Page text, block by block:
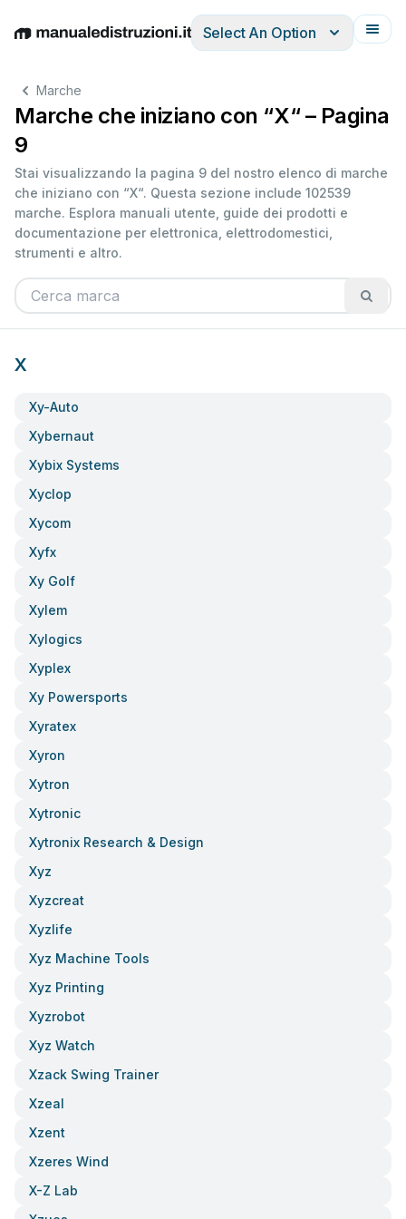
EnglishDeutschEspañolItalianoFrançais
Select An Option
Marche
Marche che iniziano con “X“ – Pagina
9
Stai visualizzando la pagina 9 del nostro elenco di marche
che iniziano con “X“. Questa sezione include 102539
marche. Esplora manuali utente, guide dei prodotti e
documentazione per elettronica, elettrodomestici,
strumenti e altro.
X
Xy-Auto
Xybernaut
Xybix Systems
Xyclop
Xycom
Xyfx
Xy Golf
Xylem
Xylogics
Xyplex
Xy Powersports
Xyratex
Xyron
Xytron
Xytronic
Xytronix Research & Design
Xyz
Xyzcreat
Xyzlife
Xyz Machine Tools
Xyz Printing
Xyzrobot
Xyz Watch
Xzack Swing Trainer
Xzeal
Xzent
Xzeres Wind
X-Z Lab